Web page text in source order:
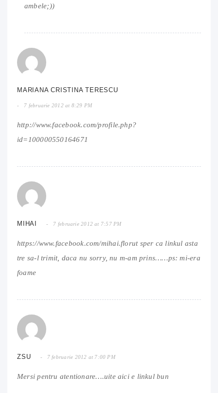
ambele;))
MARIANA CRISTINA TERESCU
7 februarie 2012 at 8:29 PM
http://www.facebook.com/profile.php?
id=100000550164671
MIHAI 7 februarie 2012 at 7:57 PM
https://www.facebook.com/mihai.florutsper ca linkul asta
tre sa-l trimit, daca nu sorry, nu m-am prins……ps: mi-era
foame
ZSU 7 februarie 2012 at 7:00 PM
Mersi pentru atentionare….uite aici e linkul bun